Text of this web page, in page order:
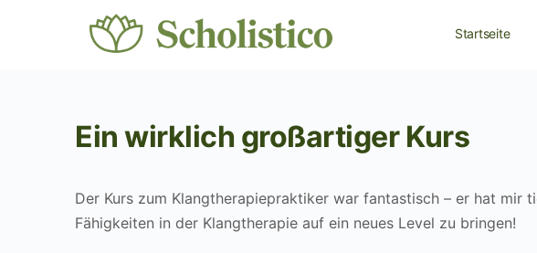
Startseite
Ein wirklich großartiger Kurs
Der Kurs zum Klangtherapiepraktiker war fantastisch – er hat mir
Fähigkeiten in der Klangtherapie auf ein neues Level zu bringen!